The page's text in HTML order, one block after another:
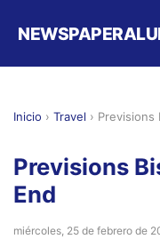
Inicio › Travel › Previsions
Previsions
End
miércoles, 25 de febrero de